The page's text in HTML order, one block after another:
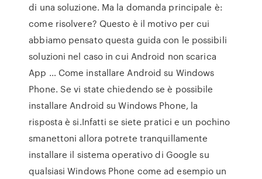
di una soluzione. Ma la domanda principale è:
come risolvere? Questo è il motivo per cui
abbiamo pensato questa guida con le possibili
soluzioni nel caso in cui Android non scarica
App … Come installare Android su Windows
Phone. Se vi state chiedendo se è possibile
installare Android su Windows Phone, la
risposta è si.Infatti se siete pratici e un pochino
smanettoni allora potrete tranquillamente
installare il sistema operativo di Google su
qualsiasi Windows Phone come ad esempio un